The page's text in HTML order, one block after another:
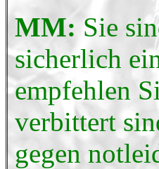
MM: Sie
sicherlich
empfehlen
verbittert
gegen